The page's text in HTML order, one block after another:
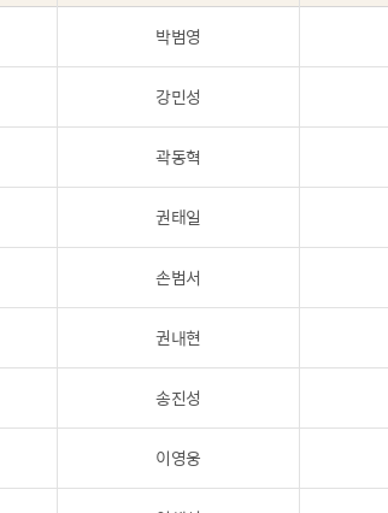
박범영
강민성
곽동혁
권태일
손범서
권내현
송진성
이영웅